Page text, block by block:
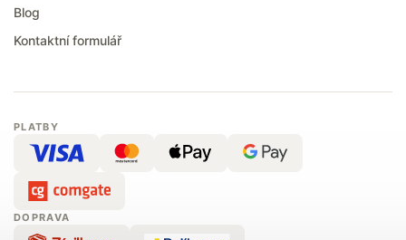
Blog
Kontaktní formulář
PLATBY
DOPRAVA